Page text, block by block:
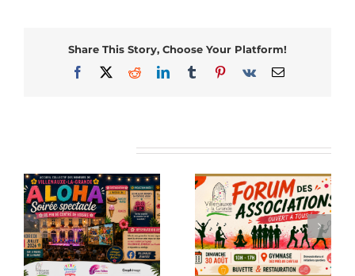
Share This Story, Choose Your Platform!
Facebook
X RedditLinkedInTumblrPinterest
Vk Email